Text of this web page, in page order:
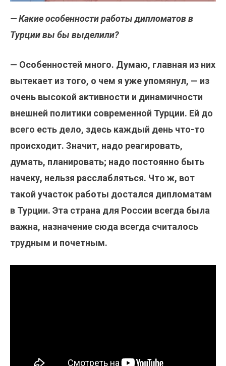
— Какие особенности работы дипломатов в
Турции вы бы выделили?
— Особенностей много. Думаю, главная из них
вытекает из того, о чем я уже упомянул, — из
очень высокой активности и динамичности
внешней политики современной Турции. Ей до
всего есть дело, здесь каждый день что-то
происходит. Значит, надо реагировать,
думать, планировать; надо постоянно быть
начеку, нельзя расслабляться. Что ж, вот
такой участок работы достался дипломатам
в Турции. Эта страна для России всегда была
важна, назначение сюда всегда считалось
трудным и почетным.